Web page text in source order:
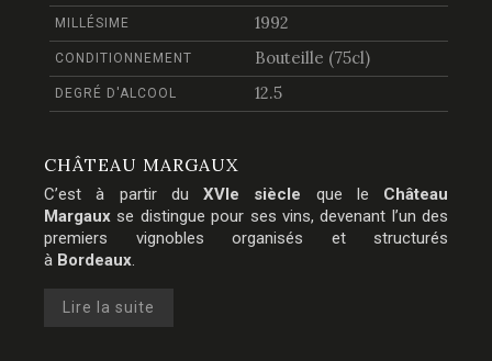
MILLÉSIME 1992
CONDITIONNEMENT Bouteille (75cl)
DEGRÉ D'ALCOOL 12.5
CHÂTEAU MARGAUX
C’est à partir du XVIe siècle que le Château
Margaux se distingue pour ses vins, devenant l’un des
premiers vignobles organisés et structurés
à Bordeaux.
Lire la suite